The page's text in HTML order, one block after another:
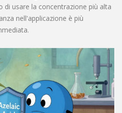
di usare la concentrazione più alta
nell'applicazione è più